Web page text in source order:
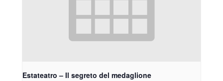
Estateatro – Il segreto del medaglione